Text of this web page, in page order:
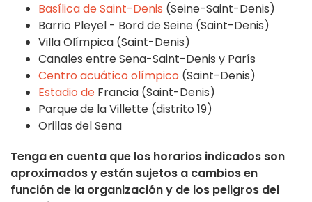
Basílica de Saint-Denis (Seine-Saint-Denis)
Barrio Pleyel - Bord de Seine (Saint-Denis)
Villa Olímpica (Saint-Denis)
Canales entre Sena-Saint-Denis y París
Centro acuático olímpico (Saint-Denis)
Estadio de Francia (Saint-Denis)
Parque de la Villette (distrito 19)
Orillas del Sena
Tenga en cuenta que los horarios indicados son
aproximados y están sujetos a cambios en
función de la organización y de los peligros del